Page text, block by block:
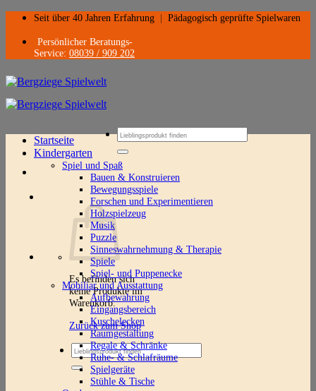
Zum
springen
Seit über 40 Jahren Erfahrung Pädagogisch geprüfte Spielwaren
Persönlicher Beratungs-
Service: 08039 / 909 202
Suchen
nach:
Es befinden sich
keine Produkte im
Warenkorb.
Zurück zum Shop
Suchen
nach:
Startseite
Kindergarten
Spiel und Spaß
Bauen & Konstruieren
Bewegungsspiele
Forschen und Experimentieren
Holzspielzeug
Musik
Puzzle
Sinneswahrnehmung & Therapie
Spiele
Spiel- und Puppenecke
Mobiliar und Ausstattung
Aufbewahrung
Eingangsbereich
Kuschelecken
Raumgestaltung
Regale & Schränke
Ruhe- & Schlafräume
Spielgeräte
Stühle & Tische